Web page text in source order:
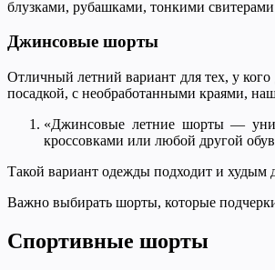
блузками, рубашками, тонкими
Джинсовые шорты
Отличный летний вариант для тех, у
посадкой, с необработанными краями,
«Джинсовые летние шорты —
кроссовками или любой другой
Такой вариант одежды подходит и
Важно выбирать шорты, которые
Спортивные шорты